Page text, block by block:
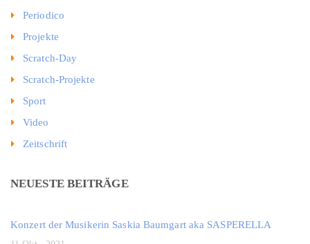
Periodico
Projekte
Scratch-Day
Scratch-Projekte
Sport
Video
Zeitschrift
NEUESTE BEITRÄGE
Konzert der Musikerin Saskia Baumgart aka SASPERELLA